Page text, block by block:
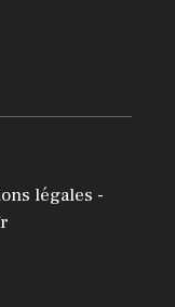
légales -